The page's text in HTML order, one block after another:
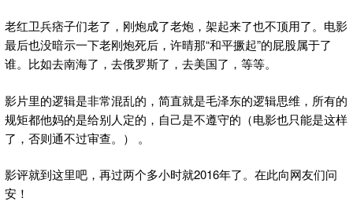
老红卫兵痞子们老了，刚炮成了老炮，架起来了也不顶用了。电影
最后也没暗示一下老刚炮死后，许晴那“和平撅起”的屁股属于了
谁。比如去南海了，去俄罗斯了，去美国了，等等。
影片里的逻辑是非常混乱的，简直就是毛泽东的逻辑思维，所有的
规矩都他妈的是给别人定的，自己是不遵守的（电影也只能是这样
了，否则通不过审查。） 。
影评就到这里吧，再过两个多小时就2016年了。在此向网友们问
安！